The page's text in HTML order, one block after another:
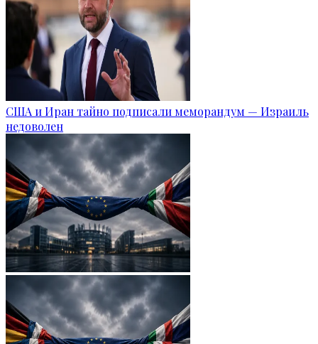
США и Иран тайно подписали меморандум — Израиль
недоволен